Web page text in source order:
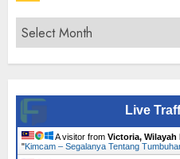
Archives
Live
A visitor from Victoria, Wilayah
"Kimcam – Segalanya Tentang